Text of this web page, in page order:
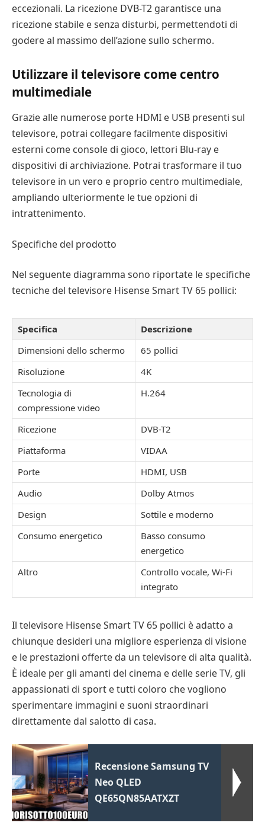
eccezionali. La ricezione DVB-T2 garantisce una
ricezione stabile e senza disturbi, permettendoti di
godere al massimo dell’azione sullo schermo.
Utilizzare il televisore come centro
multimediale
Grazie alle numerose porte HDMI e USB presenti sul
televisore, potrai collegare facilmente dispositivi
esterni come console di gioco, lettori Blu-ray e
dispositivi di archiviazione. Potrai trasformare il tuo
televisore in un vero e proprio centro multimediale,
ampliando ulteriormente le tue opzioni di
intrattenimento.
Specifiche del prodotto
Nel seguente diagramma sono riportate le specifiche
tecniche del televisore Hisense Smart TV 65 pollici:
Specifica
Descrizione
Dimensioni dello schermo
65 pollici
Risoluzione
4K
Tecnologia di
compressione video
H.264
Ricezione
DVB-T2
Piattaforma
VIDAA
Porte
HDMI, USB
Audio
Dolby Atmos
Design
Sottile e moderno
Consumo energetico
Basso consumo
energetico
Altro
Controllo vocale, Wi-Fi
integrato
Il televisore Hisense Smart TV 65 pollici è adatto a
chiunque desideri una migliore esperienza di visione
e le prestazioni offerte da un televisore di alta qualità.
È ideale per gli amanti del cinema e delle serie TV, gli
appassionati di sport e tutti coloro che vogliono
sperimentare immagini e suoni straordinari
direttamente dal salotto di casa.
Recensione Samsung TV
Neo QLED
QE65QN85AATXZT